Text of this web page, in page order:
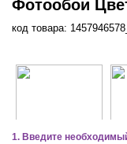
Фотообои
код товара:
1. Введите